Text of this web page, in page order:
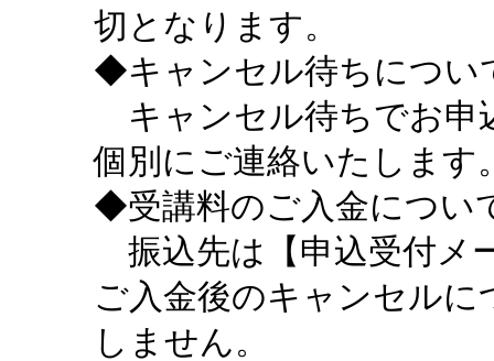
切となります。
◆キャンセル待ちについ
キャンセル待ちでお申
個別にご連絡いたします
◆受講料のご入金につい
振込先は【申込受付メ
ご入金後のキャンセル
しません。